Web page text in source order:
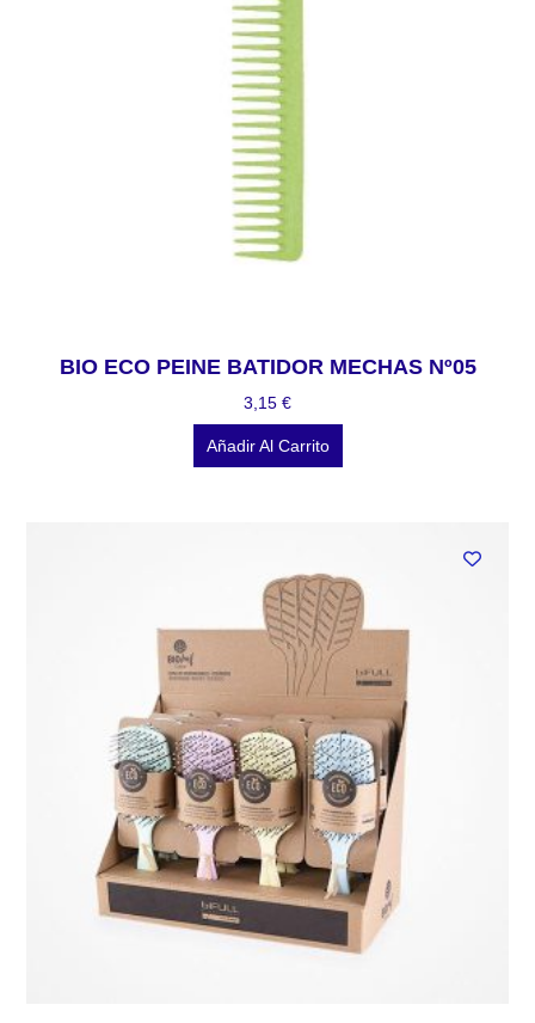
BIO ECO PEINE BATIDOR MECHAS Nº05
3,15 €
Añadir Al Carrito